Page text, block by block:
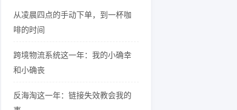
从凌晨四点的手动下单，到一杯咖
啡的时间
跨境物流系统这一年：我的小确幸
和小确丧
反海淘这一年：链接失效教会我的